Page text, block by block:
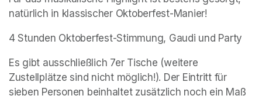
natürlich in klassischer Oktoberfest-Manier!
4 Stunden Oktoberfest-Stimmung, Gaudi und Party
Es gibt ausschließlich 7er Tische (weitere
Zustellplätze sind nicht möglich!). Der Eintritt für
sieben Personen beinhaltet zusätzlich noch ein Maß